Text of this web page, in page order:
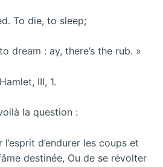
To die, to sleep;
dream : ay, there’s the rub. »
III, 1.
la question :
d’endurer les coups et
destinée, Ou de se révolter